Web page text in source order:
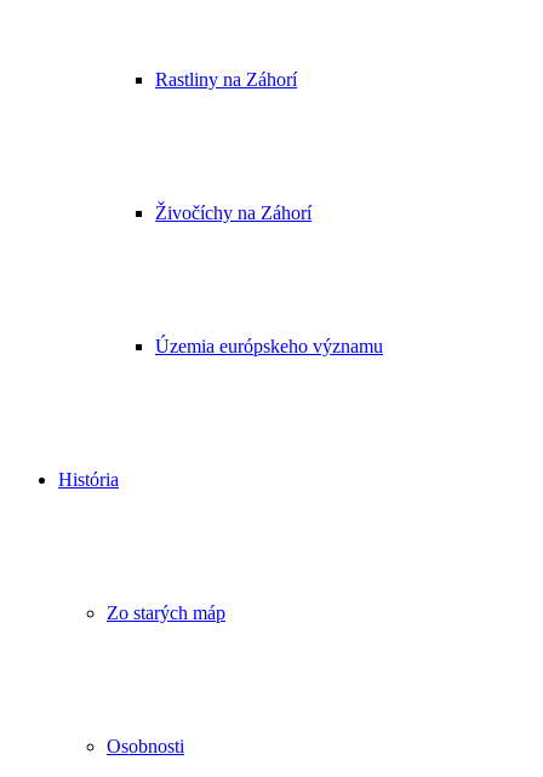
Rastliny na Záhorí
Živočíchy na Záhorí
Územia európskeho významu
História
Zo starých máp
Osobnosti